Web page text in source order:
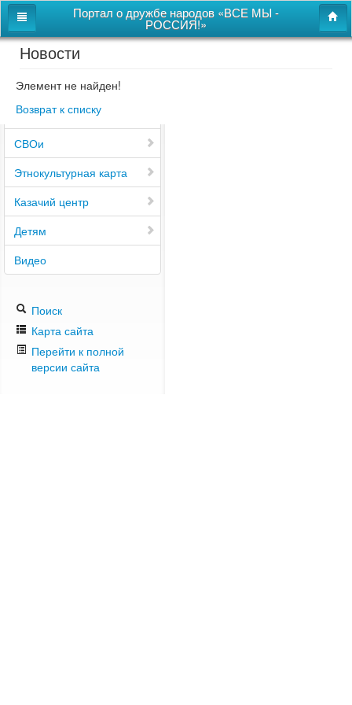
Портал о дружбе народов «ВСЕ МЫ -
РОССИЯ!»
Главная
Дом дружбы народов
Новости
СВОи
Этнокультурная карта
Казачий центр
Детям
Видео
Поиск
Карта сайта
Перейти к полной
версии сайта
Новости
Элемент не найден!
Возврат к списку